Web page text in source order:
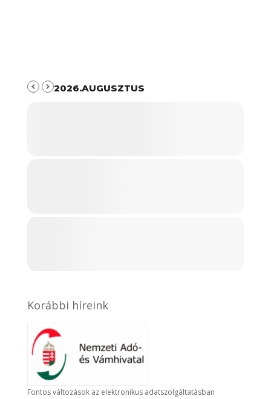
2026.AUGUSZTUS
Korábbi híreink
Fontos változások az elektronikus adatszolgáltatásban